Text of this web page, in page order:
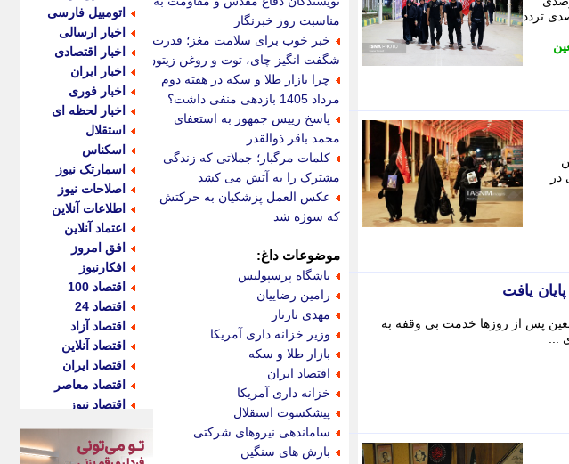
خبر داد. - استاندار کرمانشاه اعلام کرد رشد 6 درصدی تردد
در
یافت
پس از روزها خدمت بی وقفه به
...
مناسبت روز خبرنگار
خبر خوب برای سلامت مغز؛ قدرت
شگفت انگیز چای، توت و روغن زیتون
چرا بازار طلا و سکه در هفته دوم
مرداد 1405 بازدهی منفی داشت؟
پاسخ رییس جمهور به استعفای
محمد باقر ذوالقدر
کلمات مرگبار؛ جملاتی که زندگی
مشترک را به آتش می کشد
عکس العمل پزشکیان به حرکتش
که سوژه شد
موضوعات داغ:
باشگاه پرسپولیس
رامین رضاییان
مهدی تارتار
وزیر خزانه داری آمریکا
بازار طلا و سکه
اقتصاد ایران
خزانه داری آمریکا
پیشکسوت استقلال
ساماندهی نیروهای شرکتی
بارش های سنگین
اتومبیل فارسی
اخبار ارسالی
اخبار اقتصادی
اخبار ایران
اخبار فوری
اخبار لحظه ای
استقلال
اسکناس
اسمارتک نیوز
اصلاحات نیوز
اطلاعات آنلاین
اعتماد آنلاین
افق امروز
افکارنیوز
اقتصاد 100
اقتصاد 24
اقتصاد آزاد
اقتصاد آنلاین
اقتصاد ایران
اقتصاد معاصر
اقتصاد نیوز
اکوفارس